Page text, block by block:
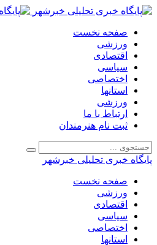
صفحه نخست
ورزشی
اقتصادی
سیاسی
اختصاصی
استانها
ورزشی
ارتباط با ما
ثبت نام هنرمندان
پایگاه خبری تحلیلی خبرشهر
صفحه نخست
ورزشی
اقتصادی
سیاسی
اختصاصی
استانها